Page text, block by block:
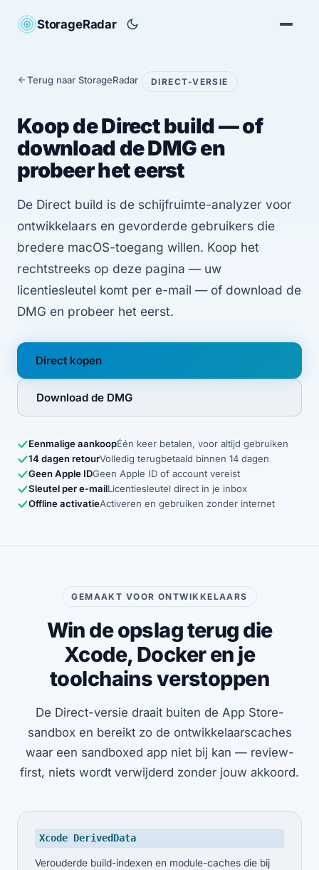
StorageRadar
Terug naar StorageRadar DIRECT-VERSIE
Koop de Direct build — of
download de DMG en
probeer het eerst
De Direct build is de schijfruimte-analyzer voor
ontwikkelaars en gevorderde gebruikers die
bredere macOS-toegang willen. Koop het
rechtstreeks op deze pagina — uw
licentiesleutel komt per e-mail — of download de
DMG en probeer het eerst.
Direct kopen
Download de DMG
Eenmalige aankoopÉén keer betalen, voor altijd gebruiken
14 dagen retourVolledig terugbetaald binnen 14 dagen
Geen Apple IDGeen Apple ID of account vereist
Sleutel per e-mailLicentiesleutel direct in je inbox
Offline activatieActiveren en gebruiken zonder internet
GEMAAKT VOOR ONTWIKKELAARS
Win de opslag terug die
Xcode, Docker en je
toolchains verstoppen
De Direct-versie draait buiten de App Store-
sandbox en bereikt zo de ontwikkelaarscaches
waar een sandboxed app niet bij kan — review-
first, niets wordt verwijderd zonder jouw akkoord.
Xcode DerivedData
Verouderde build-indexen en module-caches die bij